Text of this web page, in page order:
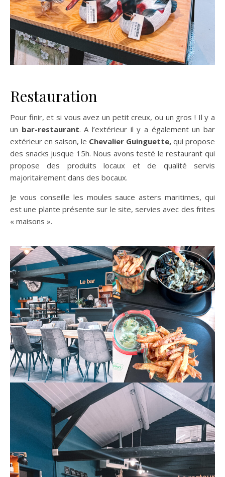
Restauration
Pour finir, et si vous avez un petit creux, ou un gros ! Il y a
un bar-restaurant. A l’extérieur il y a également un bar
extérieur en saison, le Chevalier Guinguette, qui propose
des snacks jusque 15h. Nous avons testé le restaurant qui
propose des produits locaux et de qualité servis
majoritairement dans des bocaux.
Je vous conseille les moules sauce asters maritimes, qui
est une plante présente sur le site, servies avec des frites
« maisons ».